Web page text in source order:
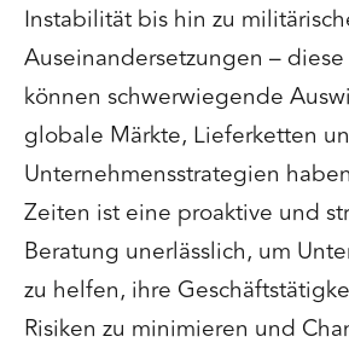
Instabilität bis hin zu
Auseinandersetzungen –
können schwerwiegende
globale Märkte, Lieferketten
Unternehmensstrategien
Zeiten ist eine proaktive und
Beratung unerlässlich, um
zu helfen, ihre
Risiken zu minimieren und